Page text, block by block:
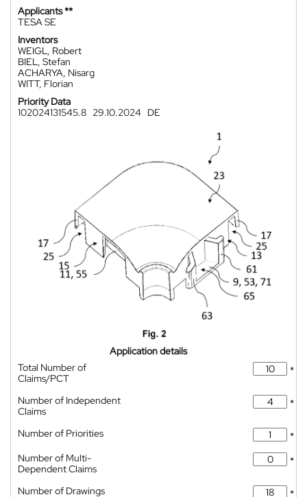
Applicants **
TESA SE
Inventors
WEIGL, Robert
BIEL, Stefan
ACHARYA, Nisarg
WITT, Florian
Priority Data
102024131545.8 29.10.2024 DE
Application details
Total Number of
Claims/PCT
*
Number of Independent
Claims
*
Number of Priorities
*
Number of Multi-
Dependent Claims
*
Number of Drawings
*